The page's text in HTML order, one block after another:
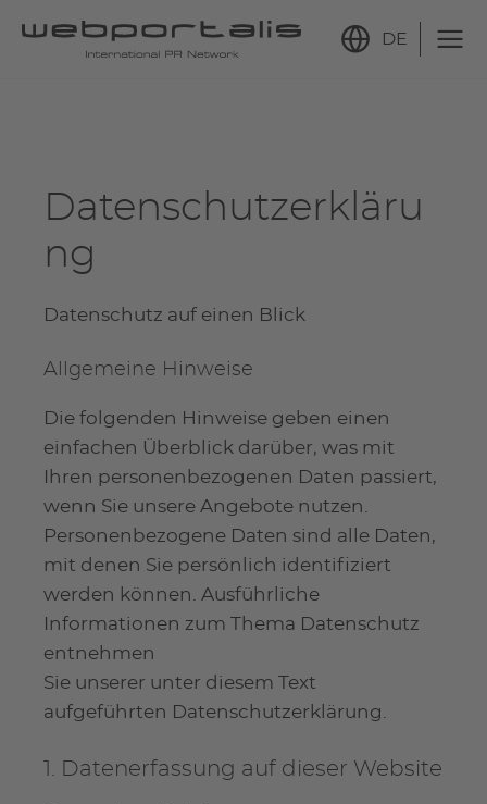
DE
Datenschutzerkläru
ng
Datenschutz auf einen Blick
Allgemeine Hinweise
Die folgenden Hinweise geben einen
einfachen Überblick darüber, was mit
Ihren personenbezogenen Daten passiert,
wenn Sie unsere Angebote nutzen.
Personenbezogene Daten sind alle Daten,
mit denen Sie persönlich identifiziert
werden können. Ausführliche
Informationen zum Thema Datenschutz
entnehmen
Sie unserer unter diesem Text
aufgeführten Datenschutzerklärung.
1. Datenerfassung auf dieser Website